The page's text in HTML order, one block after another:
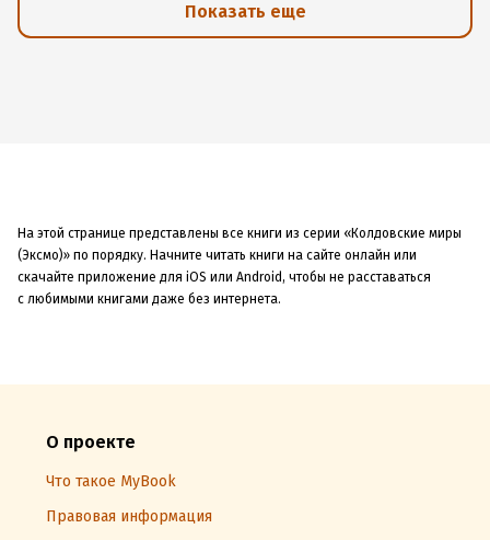
Показать еще
На этой странице представлены все книги из серии «Колдовские миры
(Эксмо)» по порядку. Начните читать книги на сайте онлайн или
скачайте приложение для iOS или Android, чтобы не расставаться
с любимыми книгами даже без интернета.
О проекте
Что такое MyBook
Правовая информация